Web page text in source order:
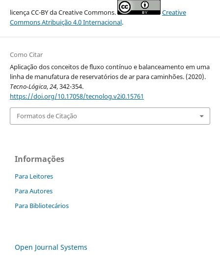
licença CC-BY da Creative Commons.
Creative
Commons Atribuição 4.0 Internacional.
Como Citar
Aplicação dos conceitos de fluxo contínuo e balanceamento em uma
linha de manufatura de reservatórios de ar para caminhões. (2020).
Tecno-Lógica,24, 342-354.
https://doi.org/10.17058/tecnolog.v2i0.15761
Formatos de Citação
Informações
Para Leitores
Para Autores
Para Bibliotecários
Open Journal Systems